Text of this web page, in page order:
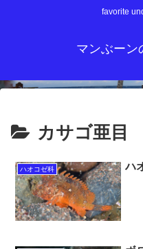
favorite
マンぶー
カサゴ亜目
ハオコゼ科 ハ